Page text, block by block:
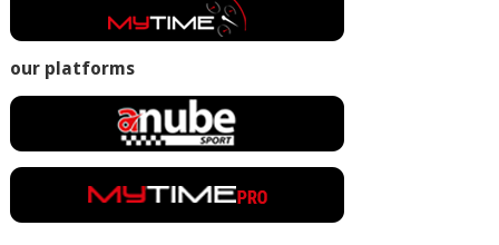
our platforms